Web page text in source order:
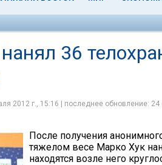
36
2012 г., 15:16 | последнее обновление: 24
После получения
тяжелом весе Марко Хук
находятся возле него